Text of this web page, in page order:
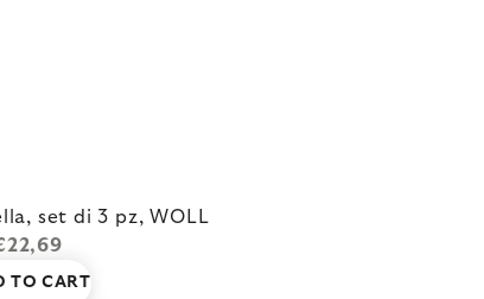
set di 3 pz, WOLL
TO CART